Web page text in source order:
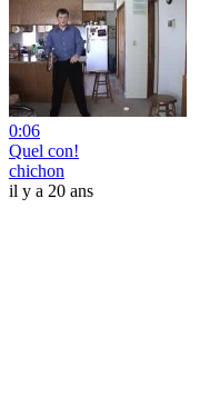
0:06
Quel con!
chichon
il y a 20 ans